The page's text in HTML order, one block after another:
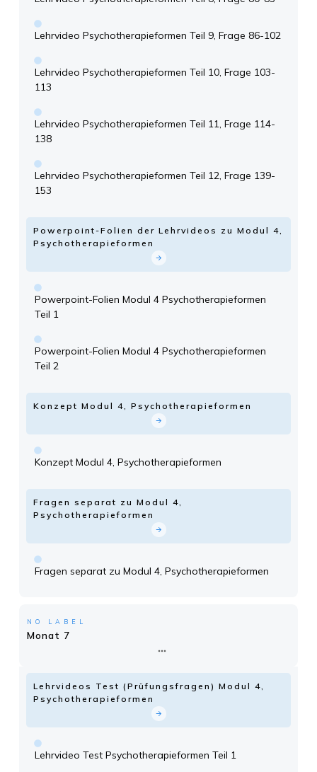
Lehrvideo Psychotherapieformen Teil 9, Frage 86-102
Lehrvideo Psychotherapieformen Teil 10, Frage 103-
113
Lehrvideo Psychotherapieformen Teil 11, Frage 114-
138
Lehrvideo Psychotherapieformen Teil 12, Frage 139-
153
Powerpoint-Folien der Lehrvideos zu Modul 4,
Psychotherapieformen
Powerpoint-Folien Modul 4 Psychotherapieformen
Teil 1
Powerpoint-Folien Modul 4 Psychotherapieformen
Teil 2
Konzept Modul 4, Psychotherapieformen
Konzept Modul 4, Psychotherapieformen
Fragen separat zu Modul 4,
Psychotherapieformen
Fragen separat zu Modul 4, Psychotherapieformen
NO LABEL
Monat 7
Lehrvideos Test (Prüfungsfragen) Modul 4,
Psychotherapieformen
Lehrvideo Test Psychotherapieformen Teil 1